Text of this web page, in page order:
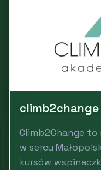
climb2change
Climb2Change to
w sercu
kursów